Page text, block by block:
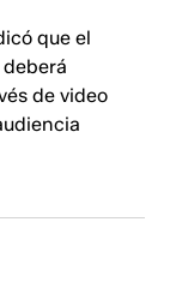
que el
de video